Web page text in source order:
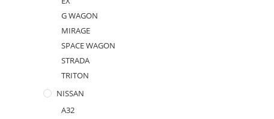
G WAGON
MIRAGE
SPACE WAGON
STRADA
TRITON
NISSAN
A32